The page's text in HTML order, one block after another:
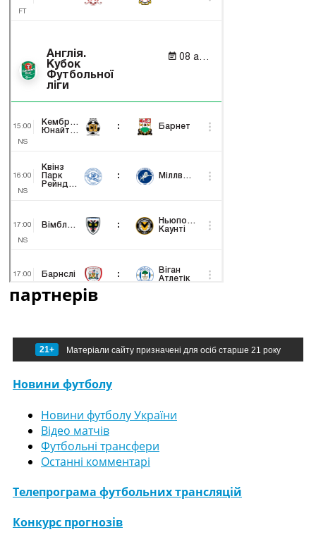
партнерів
21+ Матеріали сайту призначені для осіб старше 21 року
Новини футболу
Новини футболу України
Відео матчів
Футбольні трансфери
Останні комментарі
Телепрограма футбольних трансляцій
Конкурс прогнозів